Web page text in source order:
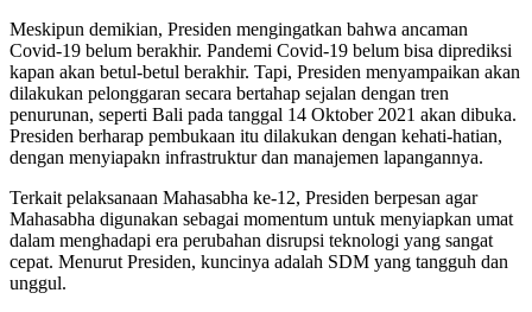
Meskipun demikian, Presiden mengingatkan bahwa ancaman
Covid-19 belum berakhir. Pandemi Covid-19 belum bisa diprediksi
kapan akan betul-betul berakhir. Tapi, Presiden menyampaikan akan
dilakukan pelonggaran secara bertahap sejalan dengan tren
penurunan, seperti Bali pada tanggal 14 Oktober 2021 akan dibuka.
Presiden berharap pembukaan itu dilakukan dengan kehati-hatian,
dengan menyiapakn infrastruktur dan manajemen lapangannya.
Terkait pelaksanaan Mahasabha ke-12, Presiden berpesan agar
Mahasabha digunakan sebagai momentum untuk menyiapkan umat
dalam menghadapi era perubahan disrupsi teknologi yang sangat
cepat. Menurut Presiden, kuncinya adalah SDM yang tangguh dan
unggul.